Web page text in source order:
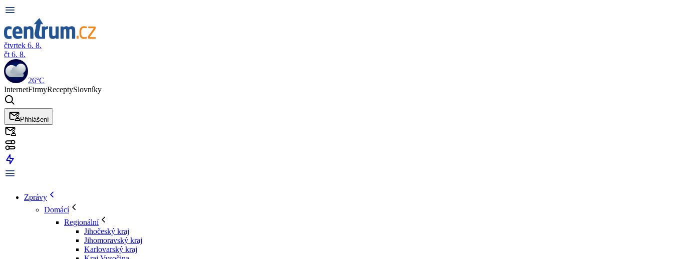
čtvrtek 6. 8.
čt 6. 8.
26°C
InternetFirmyReceptySlovníky
Přihlášení
Zprávy
Domácí
Regionální
Jihočeský kraj
Jihomoravský kraj
Karlovarský kraj